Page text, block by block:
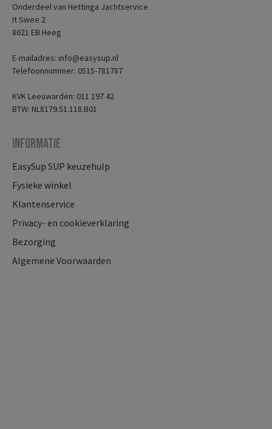
Onderdeel van Hettinga Jachtservice
It Swee 2
8621 EB Heeg
E-mailadres: info@easysup.nl
Telefoonnummer: 0515-781787
KVK Leeuwarden: 011 197 42
BTW: NL8179.51.118.B01
Informatie
EasySup SUP keuzehulp
Fysieke winkel
Klantenservice
Privacy- en cookieverklaring
Bezorging
Algemene Voorwaarden